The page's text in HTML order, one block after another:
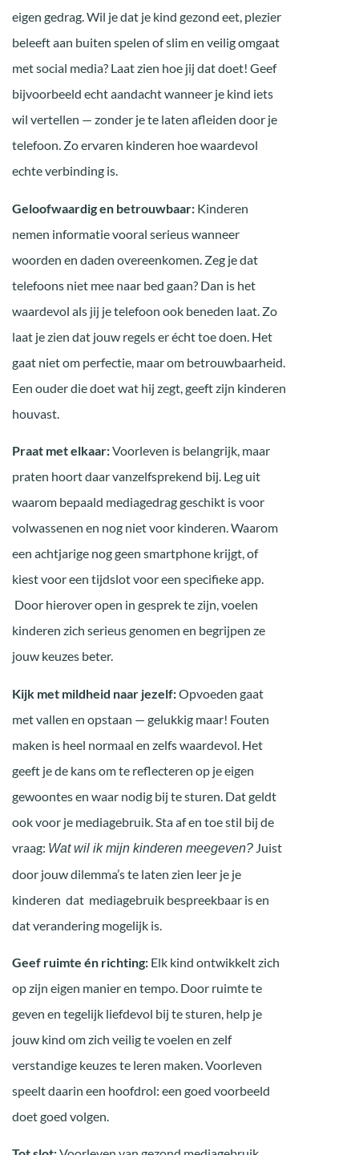
eigen gedrag. Wil je dat je kind gezond eet, plezier
beleeft aan buiten spelen of slim en veilig omgaat
met social media? Laat zien hoe jij dat doet! Geef
bijvoorbeeld echt aandacht wanneer je kind iets
wil vertellen — zonder je te laten afleiden door je
telefoon. Zo ervaren kinderen hoe waardevol
echte verbinding is.
Geloofwaardig en betrouwbaar: Kinderen
nemen informatie vooral serieus wanneer
woorden en daden overeenkomen. Zeg je dat
telefoons niet mee naar bed gaan? Dan is het
waardevol als jij je telefoon ook beneden laat. Zo
laat je zien dat jouw regels er écht toe doen. Het
gaat niet om perfectie, maar om betrouwbaarheid.
Een ouder die doet wat hij zegt, geeft zijn kinderen
houvast.
Praat met elkaar:Voorleven is belangrijk, maar
praten hoort daar vanzelfsprekend bij. Leg uit
waarom bepaald mediagedrag geschikt is voor
volwassenen en nog niet voor kinderen. Waarom
een achtjarige nog geen smartphone krijgt, of
kiest voor een tijdslot voor een specifieke app.
Door hierover open in gesprek te zijn, voelen
kinderen zich serieus genomen en begrijpen ze
jouw keuzes beter.
Kijk met mildheid naar jezelf:Opvoeden gaat
met vallen en opstaan — gelukkig maar! Fouten
maken is heel normaal en zelfs waardevol. Het
geeft je de kans om te reflecteren op je eigen
gewoontes en waar nodig bij te sturen. Dat geldt
ook voor je mediagebruik. Sta af en toe stil bij de
vraag: Wat wil ik mijn kinderen meegeven? Juist
door jouw dilemma’s te laten zien leer je je
kinderen dat mediagebruik bespreekbaar is en
dat verandering mogelijk is.
Geef ruimte én richting: Elk kind ontwikkelt zich
op zijn eigen manier en tempo. Door ruimte te
geven en tegelijk liefdevol bij te sturen, help je
jouw kind om zich veilig te voelen en zelf
verstandige keuzes te leren maken. Voorleven
speelt daarin een hoofdrol: een goed voorbeeld
doet goed volgen.